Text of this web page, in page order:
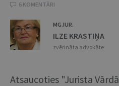
6 KOMENTĀRI
MG.IUR.
ILZE KRASTIŅA
zvērināta advokāte
Atsaucoties "Jurista